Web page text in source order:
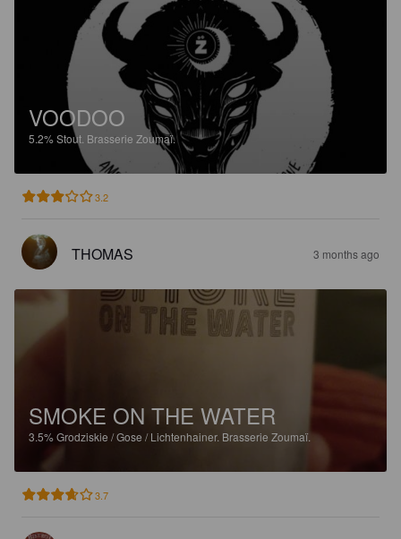
VOODOO
5.2%Stout. Brasserie Zoumaï.
3.2
THOMAS 3 months ago
SMOKE ON THE WATER
3.5%Grodziskie / Gose / Lichtenhainer. Brasserie Zoumaï.
3.7